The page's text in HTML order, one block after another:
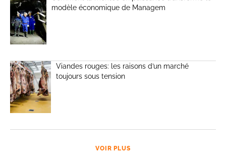
modèle économique de Managem
Viandes rouges: les raisons d’un marché
toujours sous tension
VOIR PLUS